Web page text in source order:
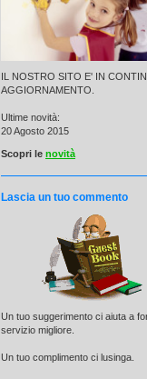
IL NOSTRO SITO E' IN
AGGIORNAMENTO.
Ultime novità:
20 Agosto 2015
Scopri le novità
Lascia un tuo commento
Un tuo suggerimento ci aiuta a
servizio migliore.
Un tuo complimento ci lusinga.